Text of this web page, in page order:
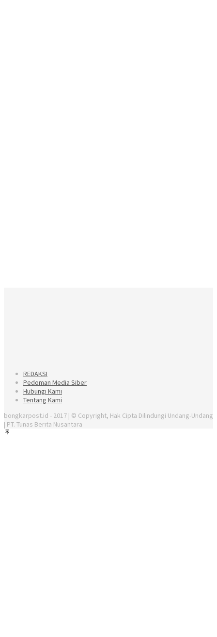
REDAKSI
Pedoman Media Siber
Hubungi Kami
Tentang Kami
bongkarpost.id - 2017 | © Copyright, Hak Cipta Dilindungi Undang-Undang
| PT. Tunas Berita Nusantara